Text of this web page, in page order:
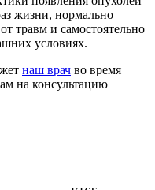
жизни, нормально
травм и самостоятельно
условиях.
наш врач во время
на консультацию